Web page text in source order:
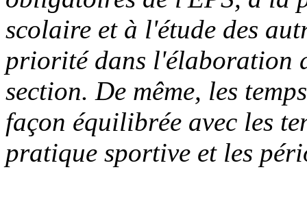
scolaire et à l'étude des
priorité dans l'élaboration
section. De même, les
façon équilibrée avec les
pratique sportive et les